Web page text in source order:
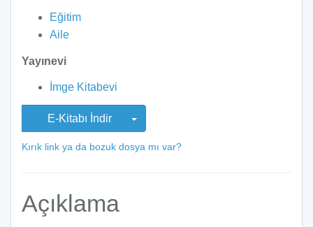
Eğitim
Aile
Yayınevi
İmge Kitabevi
E-Kitabı İndir
Kırık link ya da bozuk dosya mı var?
Açıklama